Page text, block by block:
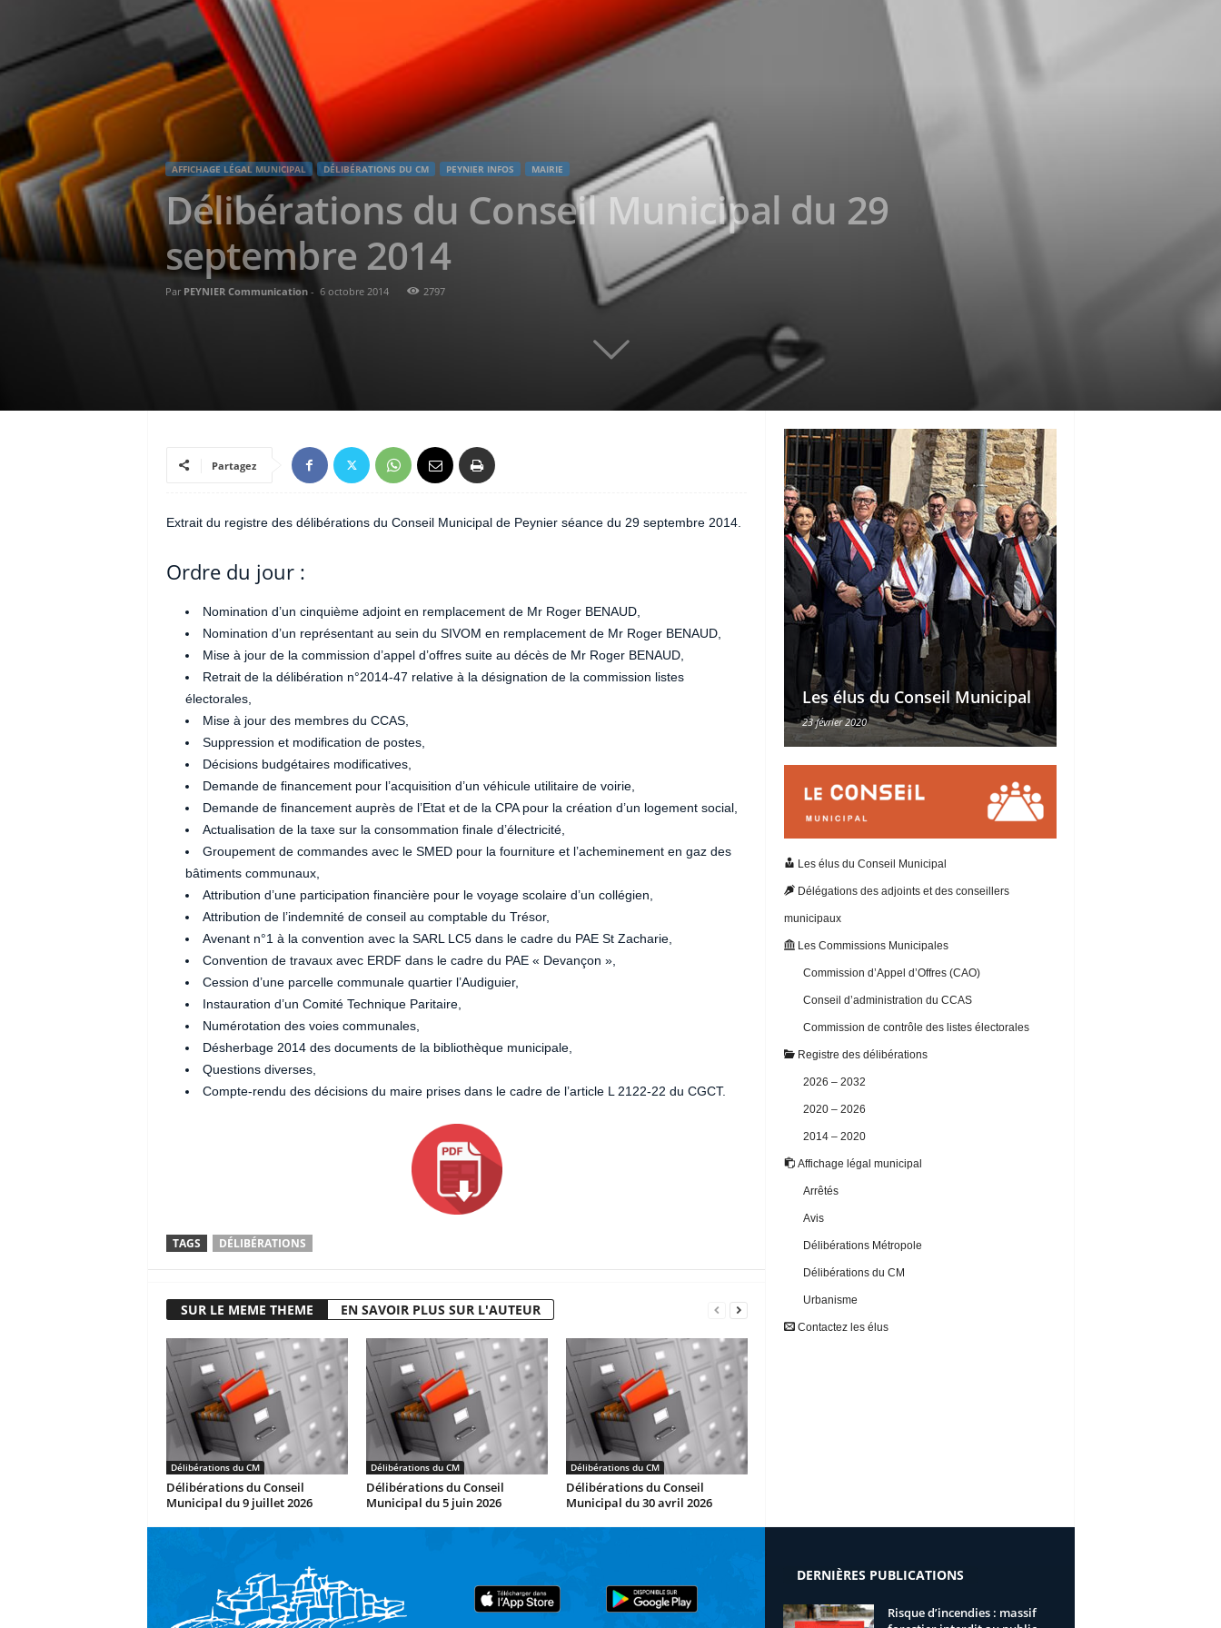
AFFICHAGE LÉGAL MUNICIPAL DÉLIBÉRATIONS DU CM PEYNIER INFOS MAIRIE
Délibérations du Conseil Municipal du 29
septembre 2014
Par PEYNIER Communication- 6 octobre 2014 2797
Partagez
Extrait du registre des délibérations du Conseil Municipal de Peynier séance du 29 septembre 2014.
Ordre du jour :
Nomination d’un cinquième adjoint en remplacement de Mr Roger BENAUD,
Nomination d’un représentant au sein du SIVOM en remplacement de Mr Roger BENAUD,
Mise à jour de la commission d’appel d’offres suite au décès de Mr Roger BENAUD,
Retrait de la délibération n°2014-47 relative à la désignation de la commission listes
électorales,
Mise à jour des membres du CCAS,
Suppression et modification de postes,
Décisions budgétaires modificatives,
Demande de financement pour l’acquisition d’un véhicule utilitaire de voirie,
Demande de financement auprès de l’Etat et de la CPA pour la création d’un logement social,
Actualisation de la taxe sur la consommation finale d’électricité,
Groupement de commandes avec le SMED pour la fourniture et l’acheminement en gaz des
bâtiments communaux,
Attribution d’une participation financière pour le voyage scolaire d’un collégien,
Attribution de l’indemnité de conseil au comptable du Trésor,
Avenant n°1 à la convention avec la SARL LC5 dans le cadre du PAE St Zacharie,
Convention de travaux avec ERDF dans le cadre du PAE « Devançon »,
Cession d’une parcelle communale quartier l’Audiguier,
Instauration d’un Comité Technique Paritaire,
Numérotation des voies communales,
Désherbage 2014 des documents de la bibliothèque municipale,
Questions diverses,
Compte-rendu des décisions du maire prises dans le cadre de l’article L 2122-22 du CGCT.
TAGS DÉLIBÉRATIONS
SUR LE MEME THEME EN SAVOIR PLUS SUR L'AUTEUR
Délibérations du CM
Délibérations du Conseil
Municipal du 9 juillet 2026
Délibérations du CM
Délibérations du Conseil
Municipal du 5 juin 2026
Délibérations du CM
Délibérations du Conseil
Municipal du 30 avril 2026
Les élus du Conseil Municipal
23 février 2020
Les élus du Conseil Municipal
Délégations des adjoints et des conseillers
municipaux
Les Commissions Municipales
Commission d’Appel d’Offres (CAO)
Conseil d’administration du CCAS
Commission de contrôle des listes électorales
Registre des délibérations
2026 – 2032
2020 – 2026
2014 – 2020
Affichage légal municipal
Arrêtés
Avis
Délibérations Métropole
Délibérations du CM
Urbanisme
Contactez les élus
DERNIÈRES PUBLICATIONS
Risque d’incendies : massif